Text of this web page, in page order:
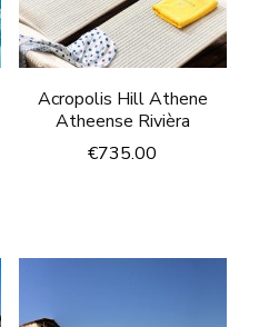
Acropolis Hill Athene
Atheense Rivièra
€735.00